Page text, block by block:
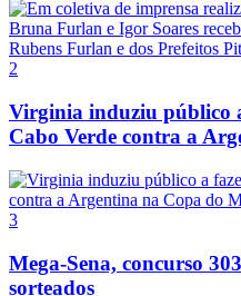
2
Virginia induziu público
Cabo Verde contra a
3
Mega-Sena, concurso
sorteados